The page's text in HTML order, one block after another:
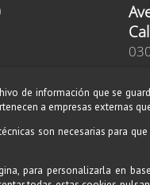
E-
de información que se
a empresas externas
son necesarias para
para personalizarla en